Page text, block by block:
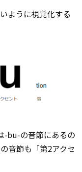
ように視覚化する
-bu-の音節にあるの
音節も「第2アクセ